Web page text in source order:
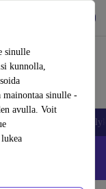
sinulle
kunnolla,
mainontaa sinulle -
avulla. Voit
–